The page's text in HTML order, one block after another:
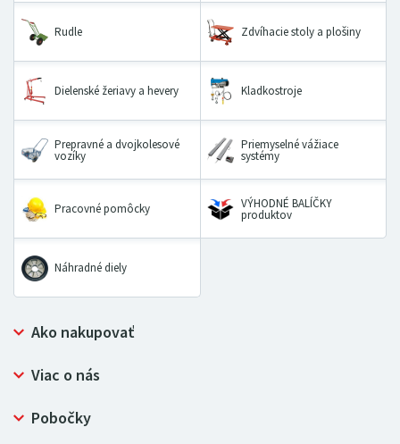
Rudle Zdvíhacie stoly a plošiny
Dielenské žeriavy a hevery Kladkostroje
Prepravné a dvojkolesové
vozíky
Priemyselné vážiace
systémy
Pracovné pomôcky VÝHODNÉ BALÍČKY
produktov
Náhradné diely
Ako nakupovať
Prečo nakupovať u LUGERO
Ochrana osobných údajov
Viac o nás
Bezpečný nákup
Certifikát NATUR-PACK
Pobočky